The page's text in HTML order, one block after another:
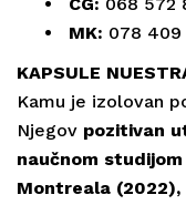
• MK: 078 409
KAPSULE
Kamu je izolovan
Njegov pozitivan
naučnom
Montreala (2022),